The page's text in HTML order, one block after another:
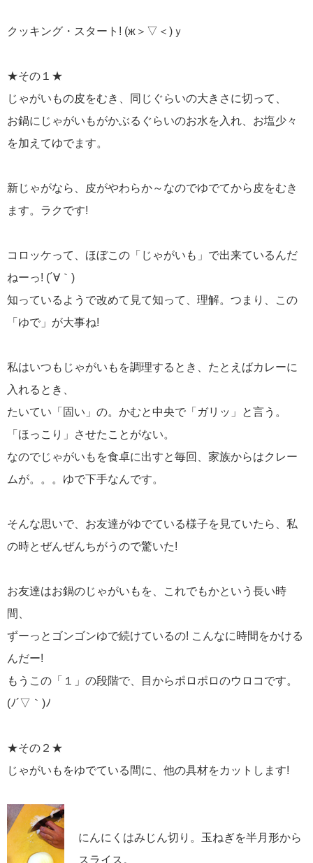
クッキング・スタート! (ж＞▽＜)ｙ
★その１★
じゃがいもの皮をむき、同じぐらいの大きさに切って、
お鍋にじゃがいもがかぶるぐらいのお水を入れ、お塩少々
を加えてゆでます。
新じゃがなら、皮がやわらか～なのでゆでてから皮をむき
ます。ラクです!
コロッケって、ほぼこの「じゃがいも」で出来ているんだ
ねーっ! (´∀｀)
知っているようで改めて見て知って、理解。つまり、この
「ゆで」が大事ね!
私はいつもじゃがいもを調理するとき、たとえばカレーに
入れるとき、
たいてい「固い」の。かむと中央で「ガリッ」と言う。
「ほっこり」させたことがない。
なのでじゃがいもを食卓に出すと毎回、家族からはクレー
ムが。。。ゆで下手なんです。
そんな思いで、お友達がゆでている様子を見ていたら、私
の時とぜんぜんちがうので驚いた!
お友達はお鍋のじゃがいもを、これでもかという長い時
間、
ずーっとゴンゴンゆで続けているの! こんなに時間をかける
んだー!
もうこの「１」の段階で、目からポロポロのウロコです。
(ﾉ´▽｀)ﾉ
★その２★
じゃがいもをゆでている間に、他の具材をカットします!
にんにくはみじん切り。玉ねぎを半月形から
スライス。